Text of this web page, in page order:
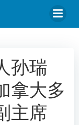
孙瑞
拿大多
主席